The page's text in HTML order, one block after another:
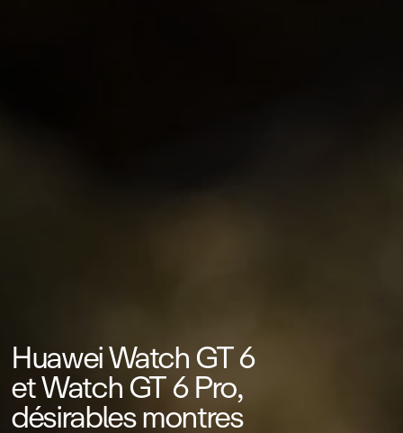
Huawei Watch GT 6
et Watch GT 6 Pro,
désirables montres